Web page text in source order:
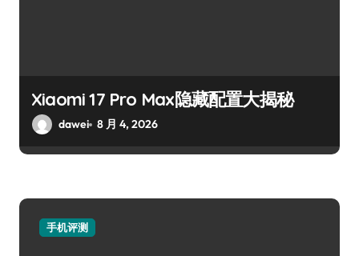
Xiaomi 17 Pro Max隐藏配置大揭秘
dawei 8 月 4, 2026
手机评测